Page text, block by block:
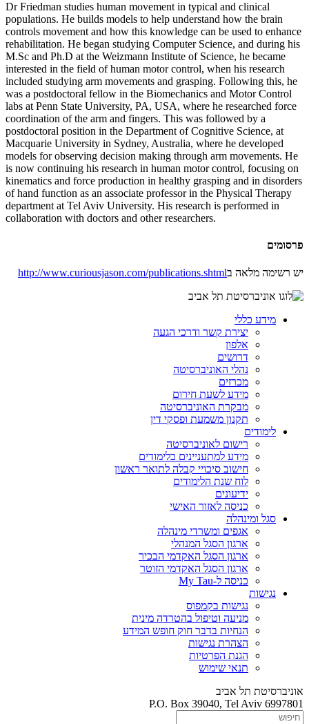
Dr Friedman studies human movement in typical and clinical
populations. He builds models to help understand how the brain
controls movement and how this knowledge can be used to enhance
rehabilitation. He began studying Computer Science, and during his
M.Sc and Ph.D at the Weizmann Institute of Science, he became
interested in the field of human motor control, when his research
included studying arm movements and grasping. Following this, he
was a postdoctoral fellow in the Biomechanics and Motor Control
labs at Penn State University, PA, USA, where he researched force
coordination of the arm and fingers. This was followed by a
postdoctoral position in the Department of Cognitive Science, at
Macquarie University in Sydney, Australia, where he developed
models for observing decision making through arm movements. He
is now continuing his research in human motor control, focusing on
kinematics and force production in healthy grasping and in disorders
of hand function as an associate professor in the Physical Therapy
department at Tel Aviv University. His research is performed in
collaboration with doctors and other researchers.
פרסומים
יש רשימה מלאה בhttp://www.curiousjason.com/publications.shtml
מידע כללי
יצירת קשר ודרכי הגעה
אלפון
דרושים
נהלי האוניברסיטה
מכרזים
מידע לשעת חירום
מבקרת האוניברסיטה
תקנון משמעת ופסקי דין
לימודים
רישום לאוניברסיטה
מידע למתעניינים בלימודים
חישוב סיכויי קבלה לתואר ראשון
לוח שנת הלימודים
ידיעונים
כניסה לאזור האישי
סגל ומינהלה
אגפים ומשרדי מינהלה
ארגון הסגל המנהלי
ארגון הסגל האקדמי הבכיר
ארגון הסגל האקדמי הזוטר
כניסה ל-My Tau
נגישות
נגישות בקמפוס
מניעה וטיפול בהטרדה מינית
הנחיות בדבר חוק חופש המידע
הצהרת נגישות
הגנת הפרטיות
תנאי שימוש
אוניברסיטת תל אביב
P.O. Box 39040, Tel Aviv 6997801